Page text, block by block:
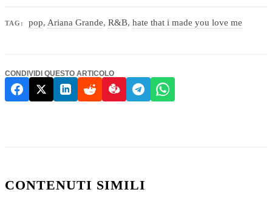
TAG: pop,Ariana Grande,R&B,hate that i made you love me
CONDIVIDI QUESTO ARTICOLO
CONTENUTI SIMILI